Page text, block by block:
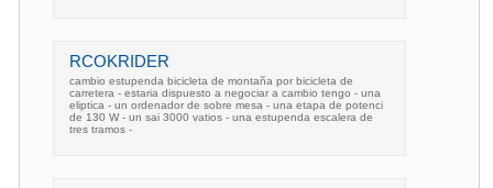
RCOKRIDER
cambio estupenda bicicleta de montaña por bicicleta de
carretera - estaria dispuesto a negociar a cambio tengo - una
eliptica - un ordenador de sobre mesa - una etapa de potenci
de 130 W - un sai 3000 vatios - una estupenda escalera de
tres tramos -